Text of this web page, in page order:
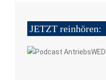
JETZT reinhören: